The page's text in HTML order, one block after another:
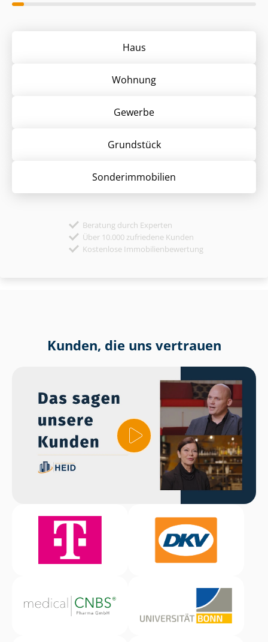
Haus
Wohnung
Gewerbe
Grund­stück
Sonder­immobilien
Beratung durch Experten
Über 10.000 zufriedene Kunden
Kostenlose Immobilienbewertung
Kunden, die uns vertrauen